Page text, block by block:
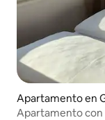
Apartamento en
Apartamento con